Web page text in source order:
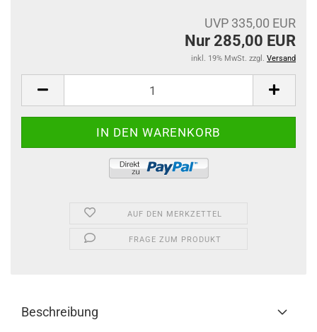
UVP 335,00 EUR
Nur 285,00 EUR
inkl. 19% MwSt. zzgl. Versand
AUF DEN MERKZETTEL
FRAGE ZUM PRODUKT
Beschreibung